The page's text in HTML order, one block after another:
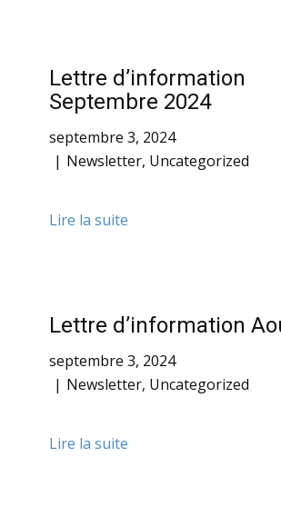
Lettre d’information
Septembre 2024
septembre 3, 2024
Newsletter, Uncategorized
Lire la suite
Lettre d’information
septembre 3, 2024
Newsletter, Uncategorized
Lire la suite